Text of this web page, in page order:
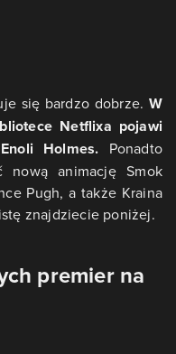
się bardzo dobrze. W
Netflixa pojawi
Holmes. Ponadto
nową animację Smok
Pugh, a także Kraina
znajdziecie poniżej.
premier na